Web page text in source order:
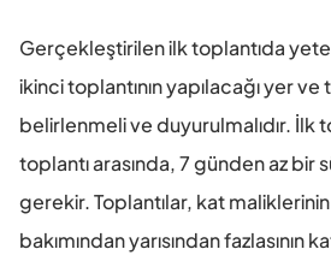
Gerçekleştirilen ilk toplantıda
ikinci toplantının yapılacağı yer
belirlenmeli ve duyurulmalıdır. İlk
toplantı arasında, 7 günden az bir
gerekir. Toplantılar, kat maliklerinin
bakımından yarısından fazlasının